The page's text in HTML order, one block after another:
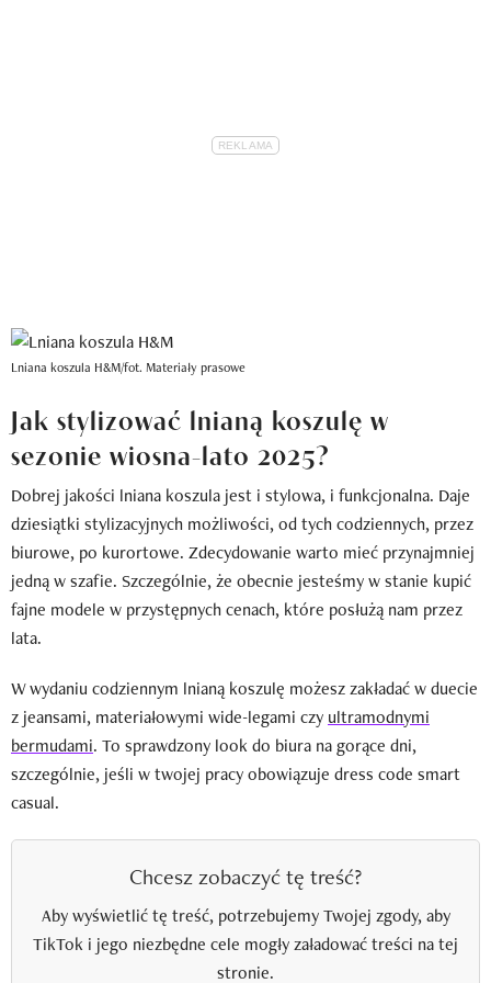
Lniana koszula H&M/fot. Materiały prasowe
Jak stylizować lnianą koszulę w
sezonie wiosna-lato 2025?
Dobrej jakości lniana koszula jest i stylowa, i funkcjonalna. Daje
dziesiątki stylizacyjnych możliwości, od tych codziennych, przez
biurowe, po kurortowe. Zdecydowanie warto mieć przynajmniej
jedną w szafie. Szczególnie, że obecnie jesteśmy w stanie kupić
fajne modele w przystępnych cenach, które posłużą nam przez
lata.
W wydaniu codziennym lnianą koszulę możesz zakładać w duecie
z jeansami, materiałowymi wide-legami czy ultramodnymi
bermudami. To sprawdzony look do biura na gorące dni,
szczególnie, jeśli w twojej pracy obowiązuje dress code smart
casual.
Chcesz zobaczyć tę treść?
Aby wyświetlić tę treść, potrzebujemy Twojej zgody, aby
TikTok i jego niezbędne cele mogły załadować treści na tej
stronie.